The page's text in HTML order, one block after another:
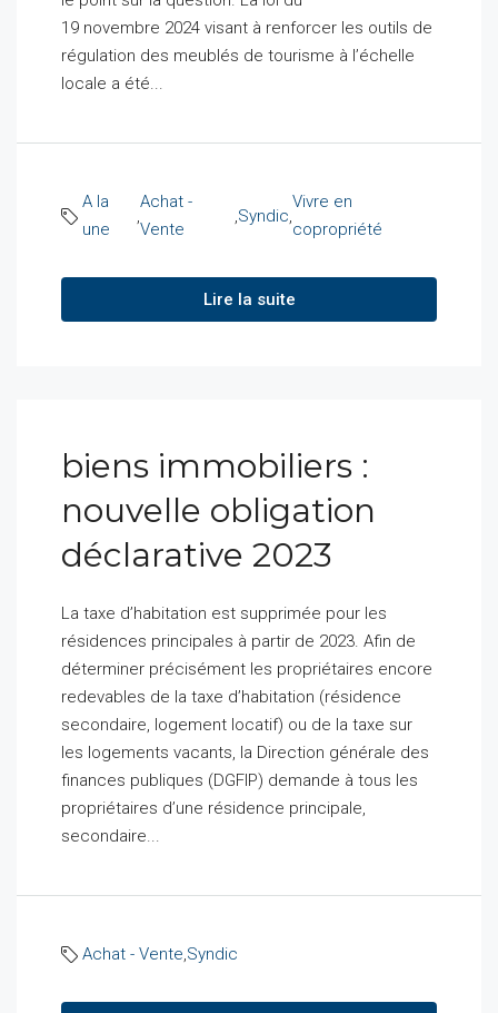
19 novembre 2024 visant à renforcer les outils de
régulation des meublés de tourisme à l’échelle
locale a été...
A la
une
Achat -
Vente
Syndic
Vivre en
copropriété
Lire la suite
biens immobiliers :
nouvelle obligation
déclarative 2023
La taxe d’habitation est supprimée pour les
résidences principales à partir de 2023. Afin de
déterminer précisément les propriétaires encore
redevables de la taxe d’habitation (résidence
secondaire, logement locatif) ou de la taxe sur
les logements vacants, la Direction générale des
finances publiques (DGFIP) demande à tous les
propriétaires d’une résidence principale,
secondaire...
Achat - Vente,Syndic